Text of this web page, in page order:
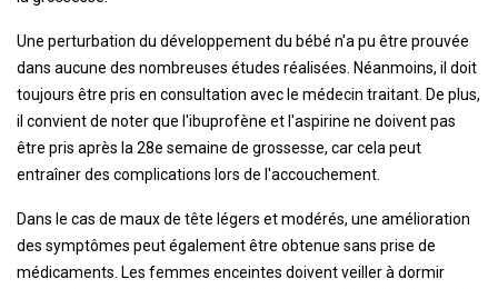
Une perturbation du développement du bébé n'a pu être prouvée
dans aucune des nombreuses études réalisées. Néanmoins, il doit
toujours être pris en consultation avec le médecin traitant. De plus,
il convient de noter que l'ibuprofène et l'aspirine ne doivent pas
être pris après la 28e semaine de grossesse, car cela peut
entraîner des complications lors de l'accouchement.
Dans le cas de maux de tête légers et modérés, une amélioration
des symptômes peut également être obtenue sans prise de
médicaments. Les femmes enceintes doivent veiller à dormir